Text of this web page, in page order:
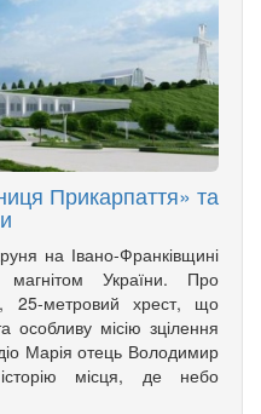
Прикарпаття» та
на Івано-Франківщині
України. Про
25-метровий хрест, що
особливу місію зцілення
Марія отець Володимир
місця, де небо